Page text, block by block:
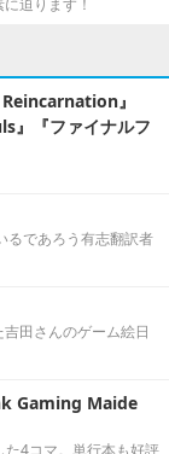
迫ります！
』
』『ファイナルフ
るであろう有志翻訳者
田さんのゲーム絵日
Gaming Maide